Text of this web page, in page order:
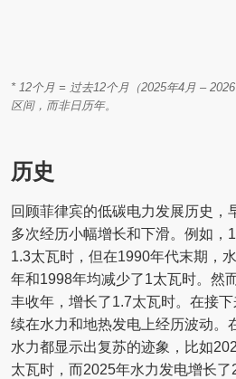
* 12个月 = 过去12个月（2025年4月 –
区间，而非日历年。
历史
回顾菲律宾的低碳电力发展历史，
多次经历小幅增长和下滑。例如，
1.3太瓦时，但在1990年代末期，
年和1998年均减少了1太瓦时。然
丰收年，增长了1.7太瓦时。在接
续在水力和地热发电上经历波动。
水力都显示出复苏的迹象，比如
太瓦时，而2025年水力发电增长